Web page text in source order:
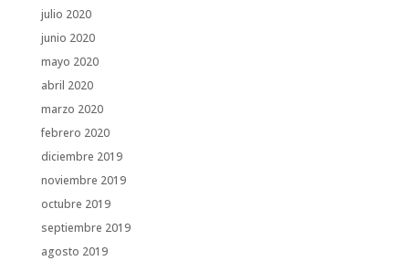
julio 2020
junio 2020
mayo 2020
abril 2020
marzo 2020
febrero 2020
diciembre 2019
noviembre 2019
octubre 2019
septiembre 2019
agosto 2019